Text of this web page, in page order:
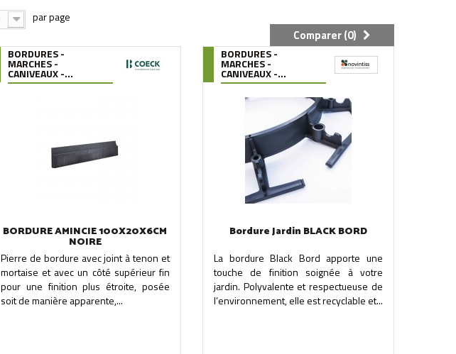
Comparer (0)
BORDURES -
MARCHES -
CANIVEAUX -...
BORDURE AMINCIE 100X20X6CM
NOIRE
Pierre de bordure avec joint à tenon et
mortaise et avec un côté supérieur fin
pour une finition plus étroite, posée
soit de manière apparente,...
BORDURES -
MARCHES -
CANIVEAUX -...
Bordure Jardin BLACK BORD
La bordure Black Bord apporte une
touche de finition soignée à votre
jardin. Polyvalente et respectueuse de
l’environnement, elle est recyclable et...